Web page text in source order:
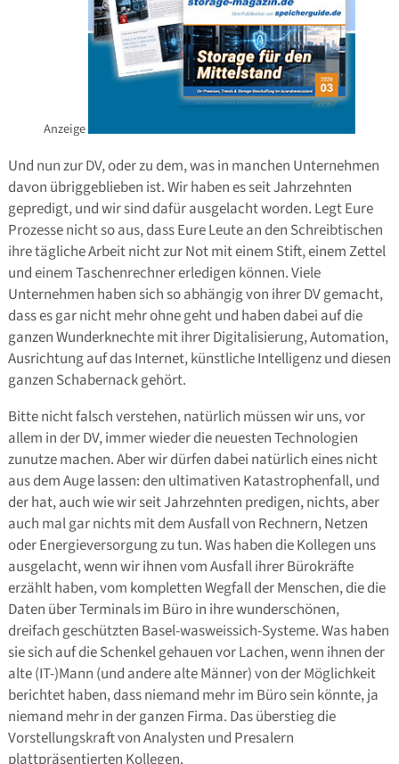
Anzeige
Und nun zur DV, oder zu dem, was in manchen Unternehmen
davon übriggeblieben ist. Wir haben es seit Jahrzehnten
gepredigt, und wir sind dafür ausgelacht worden. Legt Eure
Prozesse nicht so aus, dass Eure Leute an den Schreibtischen
ihre tägliche Arbeit nicht zur Not mit einem Stift, einem Zettel
und einem Taschenrechner erledigen können. Viele
Unternehmen haben sich so abhängig von ihrer DV gemacht,
dass es gar nicht mehr ohne geht und haben dabei auf die
ganzen Wunderknechte mit ihrer Digitalisierung, Automation,
Ausrichtung auf das Internet, künstliche Intelligenz und diesen
ganzen Schabernack gehört.
Bitte nicht falsch verstehen, natürlich müssen wir uns, vor
allem in der DV, immer wieder die neuesten Technologien
zunutze machen. Aber wir dürfen dabei natürlich eines nicht
aus dem Auge lassen: den ultimativen Katastrophenfall, und
der hat, auch wie wir seit Jahrzehnten predigen, nichts, aber
auch mal gar nichts mit dem Ausfall von Rechnern, Netzen
oder Energieversorgung zu tun. Was haben die Kollegen uns
ausgelacht, wenn wir ihnen vom Ausfall ihrer Bürokräfte
erzählt haben, vom kompletten Wegfall der Menschen, die die
Daten über Terminals im Büro in ihre wunderschönen,
dreifach geschützten Basel-wasweissich-Systeme. Was haben
sie sich auf die Schenkel gehauen vor Lachen, wenn ihnen der
alte (IT-)Mann (und andere alte Männer) von der Möglichkeit
berichtet haben, dass niemand mehr im Büro sein könnte, ja
niemand mehr in der ganzen Firma. Das überstieg die
Vorstellungskraft von Analysten und Presalern
plattpräsentierten Kollegen.